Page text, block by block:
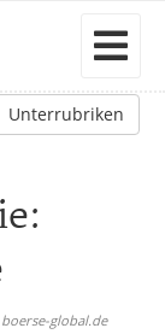
Unterrubriken
global.de